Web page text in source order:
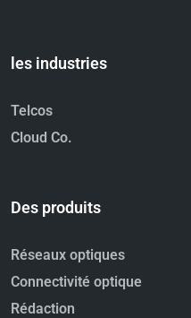
les industries
Telcos
Cloud Co.
Des produits
Réseaux optiques
Connectivité optique
Rédaction